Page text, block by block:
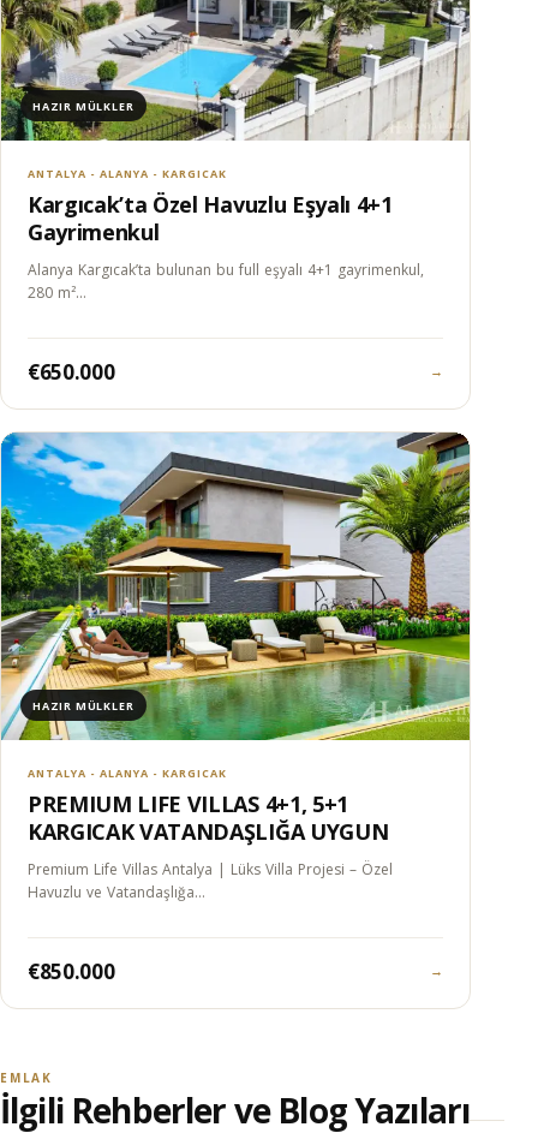
HAZIR MÜLKLER
ANTALYA - ALANYA - KARGICAK
Kargıcak’ta Özel Havuzlu Eşyalı 4+1
Gayrimenkul
Alanya Kargıcak’ta bulunan bu full eşyalı 4+1 gayrimenkul,
280 m²…
€650.000 →
HAZIR MÜLKLER
ANTALYA - ALANYA - KARGICAK
PREMIUM LIFE VILLAS 4+1, 5+1
KARGICAK VATANDAŞLIĞA UYGUN
Premium Life Villas Antalya | Lüks Villa Projesi – Özel
Havuzlu ve Vatandaşlığa…
€850.000 →
EMLAK
İlgili Rehberler ve Blog Yazıları